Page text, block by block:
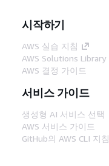
시작하기
AWS 실습 지침
AWS Solutions Library
AWS 결정 가이드
서비스 가이드
생성형 AI 서비스 선택
AWS 서비스 가이드
GitHub의 AWS CLI 지침